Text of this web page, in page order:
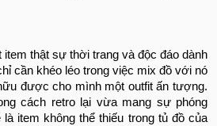
item thật sự thời trang và độc đáo dành
cần khéo léo trong việc mix đồ với nó
được cho mình một outfit ấn tượng.
cách retro lại vừa mang sự phóng
là item không thể thiếu trong tủ đồ của